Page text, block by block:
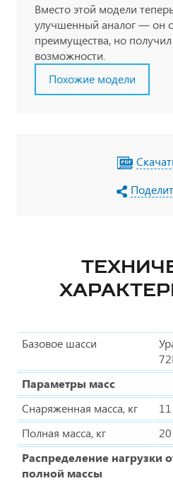
Вместо этой модели
улучшенный аналог — он
преимущества, но
возможности.
Похожие модели
Базовое шасси
Параметры масс
Снаряженная масса, кг
Полная масса, кг
Распределение нагрузки
полной массы